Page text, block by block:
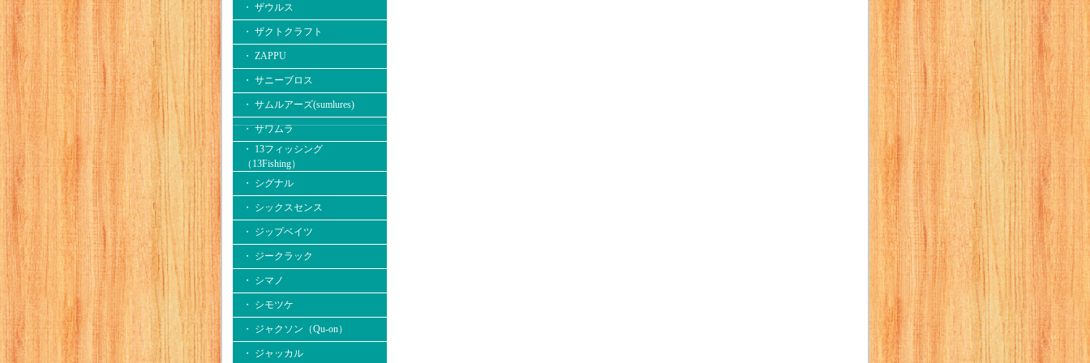
・ ザウルス
・ ザクトクラフト
・ ZAPPU
・ サニーブロス
・ サムルアーズ(sumlures)
・ サワムラ
・ 13フィッシング
（13Fishing）
・ シグナル
・ シックスセンス
・ ジップベイツ
・ ジークラック
・ シマノ
・ シモツケ
・ ジャクソン（Qu-on）
・ ジャッカル